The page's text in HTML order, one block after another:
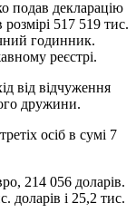
подав декларацію
розмірі 517 519 тис.
годинник.
реєстрі.
від відчуження
дружини.
осіб в сумі 7
214 056 доларів.
доларів і 25,2 тис.